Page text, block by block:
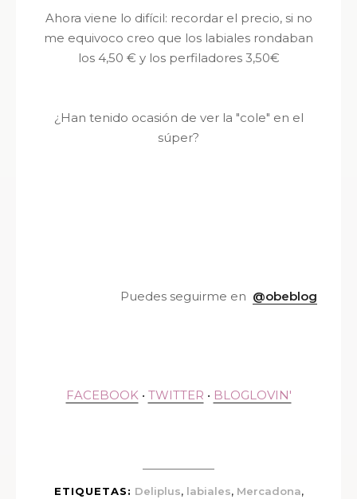
Ahora viene lo difícil: recordar el precio, si no
me equivoco creo que los labiales rondaban
los 4,50 € y los perfiladores 3,50€
¿Han tenido ocasión de ver la "cole" en el
súper?
Puedes seguirme en @obeblog
FACEBOOK • TWITTER • BLOGLOVIN'
ETIQUETAS: Deliplus, labiales, Mercadona,